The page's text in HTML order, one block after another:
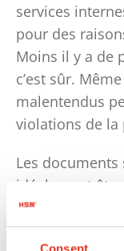
services
pour des
Moins il y a de
c’est sûr.
malentendus
violations de la
Les
idéalement
ils sont
être équipée